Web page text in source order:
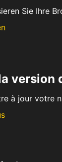
Sie Ihre
version
à jour votre